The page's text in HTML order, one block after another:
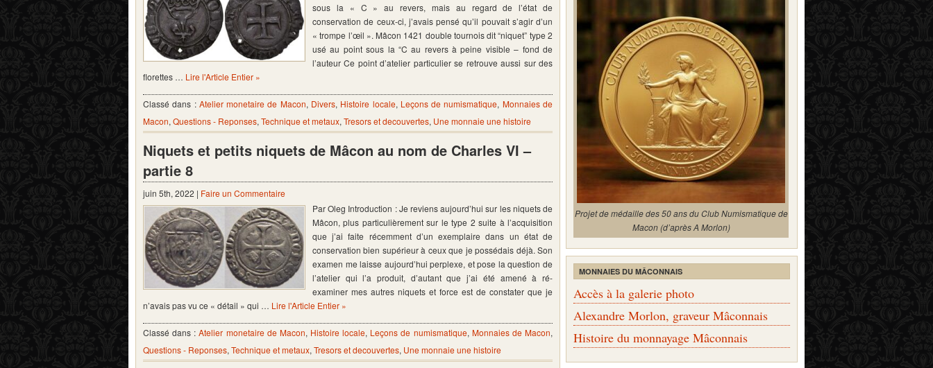
sous la « C » au revers, mais au regard de l’état de
conservation de ceux-ci, j’avais pensé qu’il pouvait s’agir d’un
« trompe l’œil ». Mâcon 1421 double tournois dit “niquet” type 2
usé au point sous la “C au revers à peine visible – fond de
l’auteur Ce point d’atelier particulier se retrouve aussi sur des
florettes … Lire l'Article Entier »
Classé dans : Atelier monetaire de Macon, Divers, Histoire locale, Leçons de numismatique, Monnaies de
Macon, Questions - Reponses, Technique et metaux, Tresors et decouvertes, Une monnaie une histoire
Niquets et petits niquets de Mâcon au nom de Charles VI –
partie 8
juin 5th, 2022 | Faire un Commentaire
Par Oleg Introduction : Je reviens aujourd’hui sur les niquets de
Mâcon, plus particulièrement sur le type 2 suite à l’acquisition
que j’ai faite récemment d’un exemplaire dans un état de
conservation bien supérieur à ceux que je possédais déjà. Son
examen me laisse aujourd’hui perplexe, et pose la question de
l’atelier qui l’a produit, d’autant que j’ai été amené à ré-
examiner mes autres niquets et force est de constater que je
n’avais pas vu ce « détail » qui … Lire l'Article Entier »
Classé dans :Atelier monetaire de Macon, Histoire locale, Leçons de numismatique, Monnaies de Macon,
Questions - Reponses, Technique et metaux, Tresors et decouvertes, Une monnaie une histoire
Projet de médaille des 50 ans du Club Numismatique de
Macon (d’après A Morlon)
MONNAIES DU MÂCONNAIS
Accès à la galerie photo
Alexandre Morlon, graveur Mâconnais
Histoire du monnayage Mâconnais